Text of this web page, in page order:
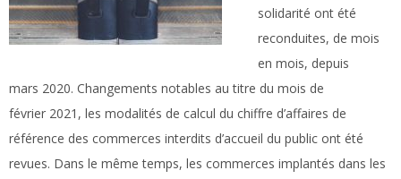
solidarité ont été
reconduites, de mois
en mois, depuis
mars 2020. Changements notables au titre du mois de
février 2021, les modalités de calcul du chiffre d’affaires de
référence des commerces interdits d’accueil du public ont été
revues. Dans le même temps, les commerces implantés dans les